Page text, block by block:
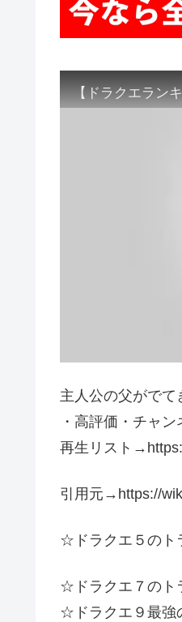
【ドラクエラン
主人公の父がでて
・高評価・チャ
再生リスト
引用元→https://
☆ドラクエ５のト
☆ドラクエ７のト
☆ドラクエ９最強